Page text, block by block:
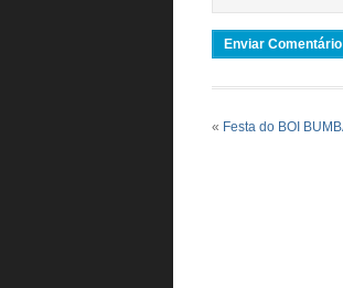
« Festa do BOI